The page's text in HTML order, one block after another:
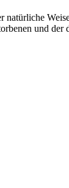
natürliche
und der